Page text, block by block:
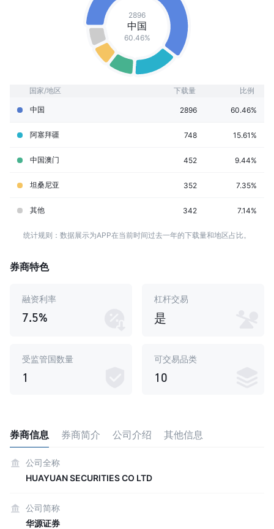
2896
中国
60.46%
国家/地区 下载量 比例
中国 2896 60.46%
阿塞拜疆 748 15.61%
中国澳门 452 9.44%
坦桑尼亚 352 7.35%
其他 342 7.14%
统计规则：数据展示为APP在当前时间过去一年的下载量和地区占比。
券商特色
融资利率
7.5%
杠杆交易
是
受监管国数量
1
可交易品类
10
券商信息 券商简介 公司介绍 其他信息
公司全称
HUAYUAN SECURITIES CO LTD
公司简称
华源证券